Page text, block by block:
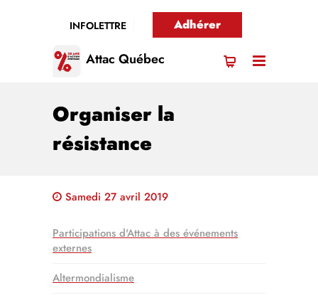
INFOLETTRE Adhérer
Attac Québec
Organiser la
résistance
Samedi 27 avril 2019
Participations d'Attac à des événements
externes
Altermondialisme